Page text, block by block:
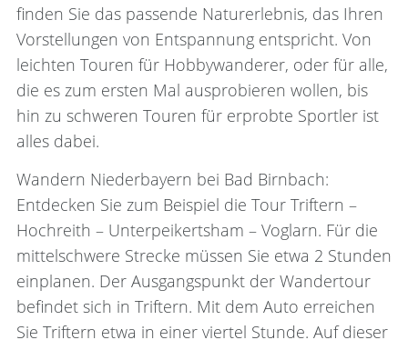
finden Sie das passende Naturerlebnis, das Ihren
Vorstellungen von Entspannung entspricht. Von
leichten Touren für Hobbywanderer, oder für alle,
die es zum ersten Mal ausprobieren wollen, bis
hin zu schweren Touren für erprobte Sportler ist
alles dabei.
Wandern Niederbayern bei Bad Birnbach:
Entdecken Sie zum Beispiel die Tour Triftern –
Hochreith – Unterpeikertsham – Voglarn. Für die
mittelschwere Strecke müssen Sie etwa 2 Stunden
einplanen. Der Ausgangspunkt der Wandertour
befindet sich in Triftern. Mit dem Auto erreichen
Sie Triftern etwa in einer viertel Stunde. Auf dieser